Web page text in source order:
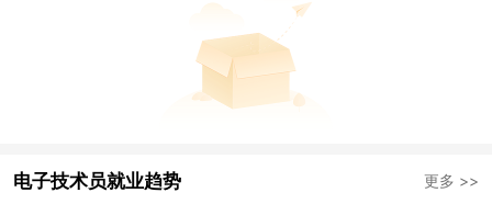
电子技术员就业趋势 更多 >>